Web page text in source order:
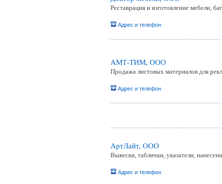
Реставрация и изготовление мебели,
Адрес и телефон
АМТ-ТИМ, ООО
Продажа листовых материалов для
Адрес и телефон
АртЛайт, ООО
Вывески, таблички, указатели,
Адрес и телефон